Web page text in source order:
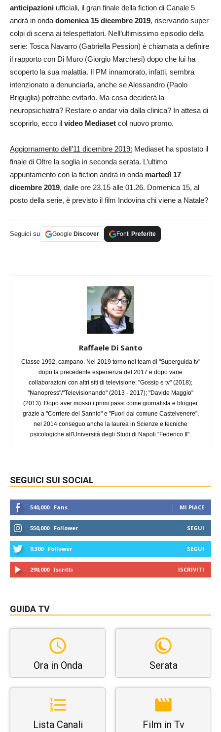
anticipazioni ufficiali, il gran finale della fiction di Canale 5
andrà in ondadomenica 15 dicembre 2019, riservando super
colpi di scena ai telespettatori. Nell’ultimissimo episodio della
serie: Tosca Navarro (Gabriella Pession) è chiamata a definire
il rapporto con Di Muro (Giorgio Marchesi) dopo che lui ha
scoperto la sua malattia. Il PM innamorato, infatti, sembra
intenzionato a denunciarla, anche se Alessandro (Paolo
Briguglia) potrebbe evitarlo. Ma cosa deciderà la
neuropsichiatra? Restare o andar via dalla clinica? In attesa di
scoprirlo, ecco il video Mediaset col nuovo promo.
Aggiornamento dell’11 dicembre 2019: Mediaset ha spostato il
finale di Oltre la soglia in seconda serata. L’ultimo
appuntamento con la fiction andrà in onda martedì 17
dicembre 2019, dalle ore 23.15 alle 01.26. Domenica 15, al
posto della serie, è previsto il film Indovina chi viene a Natale?
Seguici su Google Discover Fonti Preferite
Raffaele Di Santo
Classe 1992, campano. Nel 2019 torno nel team di "Superguida tv"
dopo la precedente esperienza del 2017 e dopo varie
collaborazioni con altri siti di televisione: "Gossip e tv" (2018);
"Nanopress"/"Televisionando" (2013 - 2017); "Davide Maggio"
(2013). Dopo aver mosso i primi passi come giornalista e blogger
grazie a "Corriere del Sannio" e "Fuori dal comune Castelvenere",
nel 2014 conseguo anche la laurea in Scienze e tecniche
psicologiche all'Università degli Studi di Napoli "Federico II".
SEGUICI SUI SOCIAL
540,000 Fans MI PIACE
550,000 Follower SEGUI
9,300 Follower SEGUI
290,000 Iscritti ISCRIVITI
GUIDA TV
Ora in Onda Serata
Lista Canali Film in Tv